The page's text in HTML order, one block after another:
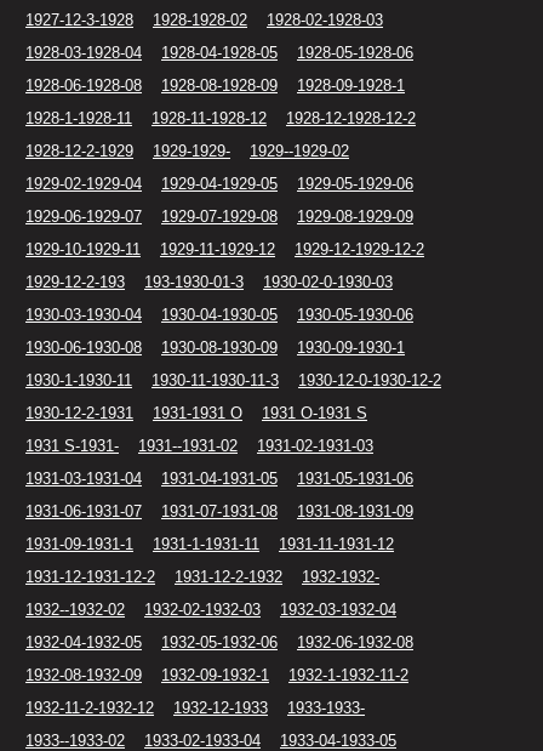
1927-12-3-1928 1928-1928-02
1928-02-1928-03
1928-03-1928-04
1928-04-1928-05
1928-05-1928-06
1928-06-1928-08
1928-08-1928-09
1928-09-1928-1
1928-1-1928-11
1928-11-1928-12
1928-12-1928-12-2
1928-12-2-1929
1929-1929-
1929--1929-02
1929-02-1929-04
1929-04-1929-05
1929-05-1929-06
1929-06-1929-07
1929-07-1929-08
1929-08-1929-09
1929-10-1929-11
1929-11-1929-12
1929-12-1929-12-2
1929-12-2-193
193-1930-01-3
1930-02-0-1930-03
1930-03-1930-04
1930-04-1930-05
1930-05-1930-06
1930-06-1930-08
1930-08-1930-09
1930-09-1930-1
1930-1-1930-11
1930-11-1930-11-3
1930-12-0-1930-12-2
1930-12-2-1931
1931-1931 O
1931 O-1931 S
1931 S-1931-
1931--1931-02
1931-02-1931-03
1931-03-1931-04
1931-04-1931-05
1931-05-1931-06
1931-06-1931-07
1931-07-1931-08
1931-08-1931-09
1931-09-1931-1
1931-1-1931-11
1931-11-1931-12
1931-12-1931-12-2
1931-12-2-1932
1932-1932-
1932--1932-02
1932-02-1932-03
1932-03-1932-04
1932-04-1932-05
1932-05-1932-06
1932-06-1932-08
1932-08-1932-09
1932-09-1932-1
1932-1-1932-11-2
1932-11-2-1932-12
1932-12-1933
1933-1933-
1933--1933-02
1933-02-1933-04
1933-04-1933-05